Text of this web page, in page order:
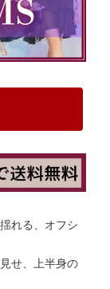
れる、オフシ
せ、上半身の